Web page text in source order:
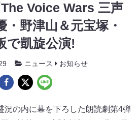
Voice Wars 三声
・野津山＆元宝塚・
で凱旋公演!
ニュース お知らせ
況の内に幕を下ろした朗読劇第4弾